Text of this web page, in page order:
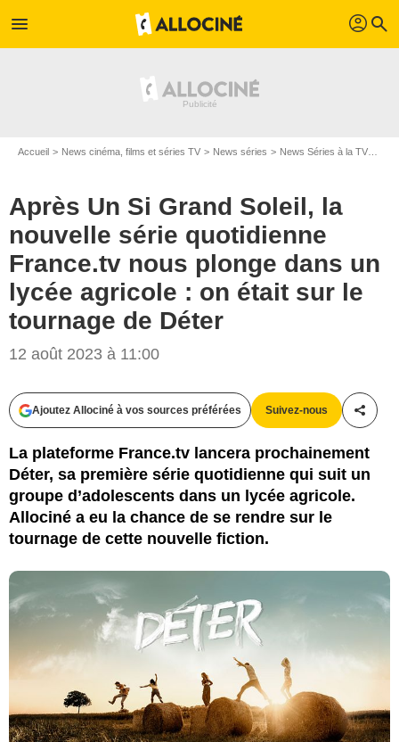
menu profil search
Accueil News cinéma, films et séries TV News séries News Séries à la TV
Après Un Si Grand Soleil, la
nouvelle série quotidienne
France.tv nous plonge dans un
lycée agricole : on était sur le
tournage de Déter
12 août 2023 à 11:00
Ajoutez Allociné à vos sources préférées Suivez-nous
La plateforme France.tv lancera prochainement
Déter, sa première série quotidienne qui suit un
groupe d’adolescents dans un lycée agricole.
Allociné a eu la chance de se rendre sur le
tournage de cette nouvelle fiction.